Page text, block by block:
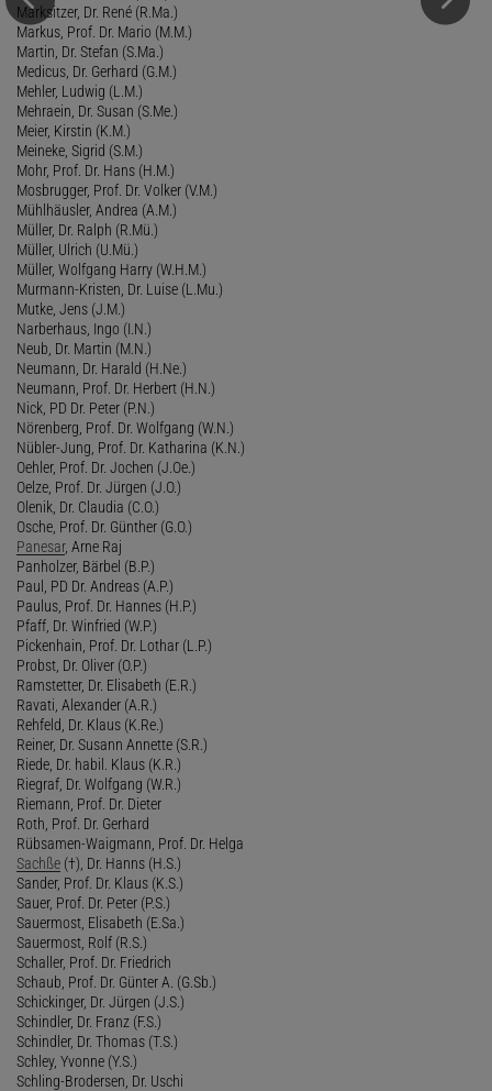
Marksitzer, Dr. René (R.Ma.)
Markus, Prof. Dr. Mario (M.M.)
Martin, Dr. Stefan (S.Ma.)
Medicus, Dr. Gerhard (G.M.)
Mehler, Ludwig (L.M.)
Mehraein, Dr. Susan (S.Me.)
Meier, Kirstin (K.M.)
Meineke, Sigrid (S.M.)
Mohr, Prof. Dr. Hans (H.M.)
Mosbrugger, Prof. Dr. Volker (V.M.)
Mühlhäusler, Andrea (A.M.)
Müller, Dr. Ralph (R.Mü.)
Müller, Ulrich (U.Mü.)
Müller, Wolfgang Harry (W.H.M.)
Murmann-Kristen, Dr. Luise (L.Mu.)
Mutke, Jens (J.M.)
Narberhaus, Ingo (I.N.)
Neub, Dr. Martin (M.N.)
Neumann, Dr. Harald (H.Ne.)
Neumann, Prof. Dr. Herbert (H.N.)
Nick, PD Dr. Peter (P.N.)
Nörenberg, Prof. Dr. Wolfgang (W.N.)
Nübler-Jung, Prof. Dr. Katharina (K.N.)
Oehler, Prof. Dr. Jochen (J.Oe.)
Oelze, Prof. Dr. Jürgen (J.O.)
Olenik, Dr. Claudia (C.O.)
Osche, Prof. Dr. Günther (G.O.)
Panesar, Arne Raj
Panholzer, Bärbel (B.P.)
Paul, PD Dr. Andreas (A.P.)
Paulus, Prof. Dr. Hannes (H.P.)
Pfaff, Dr. Winfried (W.P.)
Pickenhain, Prof. Dr. Lothar (L.P.)
Probst, Dr. Oliver (O.P.)
Ramstetter, Dr. Elisabeth (E.R.)
Ravati, Alexander (A.R.)
Rehfeld, Dr. Klaus (K.Re.)
Reiner, Dr. Susann Annette (S.R.)
Riede, Dr. habil. Klaus (K.R.)
Riegraf, Dr. Wolfgang (W.R.)
Riemann, Prof. Dr. Dieter
Roth, Prof. Dr. Gerhard
Rübsamen-Waigmann, Prof. Dr. Helga
Sachße (†), Dr. Hanns (H.S.)
Sander, Prof. Dr. Klaus (K.S.)
Sauer, Prof. Dr. Peter (P.S.)
Sauermost, Elisabeth (E.Sa.)
Sauermost, Rolf (R.S.)
Schaller, Prof. Dr. Friedrich
Schaub, Prof. Dr. Günter A. (G.Sb.)
Schickinger, Dr. Jürgen (J.S.)
Schindler, Dr. Franz (F.S.)
Schindler, Dr. Thomas (T.S.)
Schley, Yvonne (Y.S.)
Schling-Brodersen, Dr. Uschi